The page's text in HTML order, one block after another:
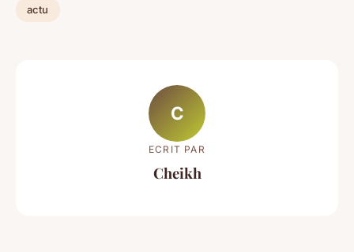
actu
C
ECRIT PAR
Cheikh